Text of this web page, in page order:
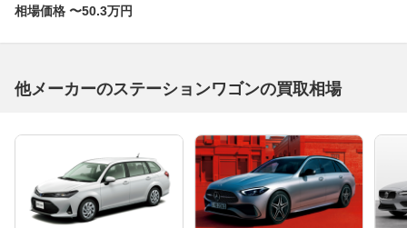
相場価格 〜50.3万円
他メーカーのステーションワゴンの買取相場